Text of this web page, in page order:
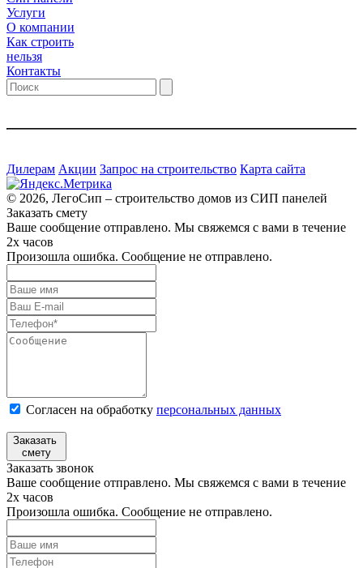
Услуги
О компании
Как строить
нельзя
Контакты
Дилерам Акции Запрос на строительство Карта сайта
© 2026, ЛегоСип – строительство домов из СИП панелей
Заказать смету
Ваше сообщение отправлено. Мы свяжемся с вами в течение
2х часов
Произошла ошибка. Сообщение не отправлено.
Согласен на обработку персональных данных
Заказать
смету
Заказать звонок
Ваше сообщение отправлено. Мы свяжемся с вами в течение
2х часов
Произошла ошибка. Сообщение не отправлено.